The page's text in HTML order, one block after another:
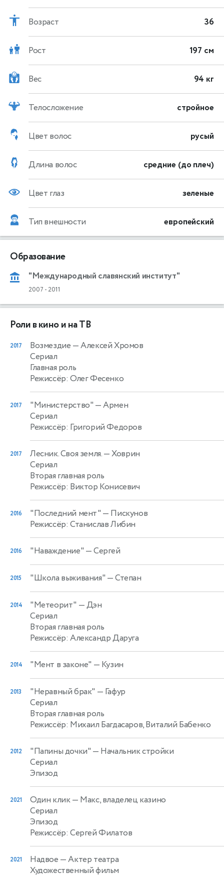
Возраст 36
Рост 197 см
Вес 94 кг
Телосложение стройное
Цвет волос русый
Длина волос средние (до плеч)
Цвет глаз зеленые
Тип внешности европейский
Образование
"Международный славянский институт"
2007 - 2011
Роли в кино и на ТВ
2017 Возмездие — Алексей Хромов
Сериал
Главная роль
Режиссёр: Олег Фесенко
2017 "Министерство" — Армен
Сериал
Режиссёр: Григорий Федоров
2017 Лесник. Своя земля.— Ховрин
Сериал
Вторая главная роль
Режиссёр: Виктор Конисевич
2016 "Последний мент" — Пискунов
Режиссёр: Станислав Либин
2016 "Наваждение" — Сергей
2015 "Школа выживания" — Степан
2014 "Метеорит" — Дэн
Сериал
Вторая главная роль
Режиссёр: Александр Даруга
2014 "Мент в законе" — Кузин
2013 "Неравный брак" — Гафур
Сериал
Вторая главная роль
Режиссёр: Михаил Багдасаров, Виталий Бабенко
2012 "Папины дочки" — Начальник стройки
Сериал
Эпизод
2021 Один клик— Макс, владелец казино
Сериал
Эпизод
Режиссёр: Сергей Филатов
2021 Надвое — Актер театра
Художественный фильм